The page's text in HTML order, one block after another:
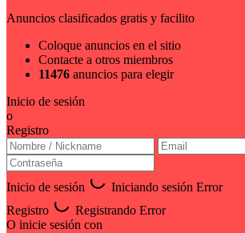
Anuncios clasificados gratis y facilito
Coloque anuncios en el sitio
Contacte a otros miembros
11476 anuncios para elegir
Inicio de sesión
o
Registro
Inicio de sesión Iniciando sesión Error
Registro
Registrando Error
O inicie sesión con